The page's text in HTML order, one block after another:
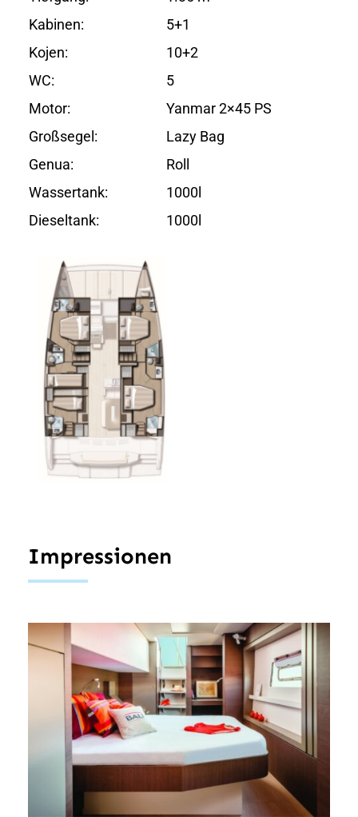
Kabinen:
5+1
Kojen:
10+2
WC:
5
Motor:
Yanmar 2×45 PS
Großsegel:
Lazy Bag
Genua:
Roll
Wassertank:
1000l
Dieseltank:
1000l
Impressionen